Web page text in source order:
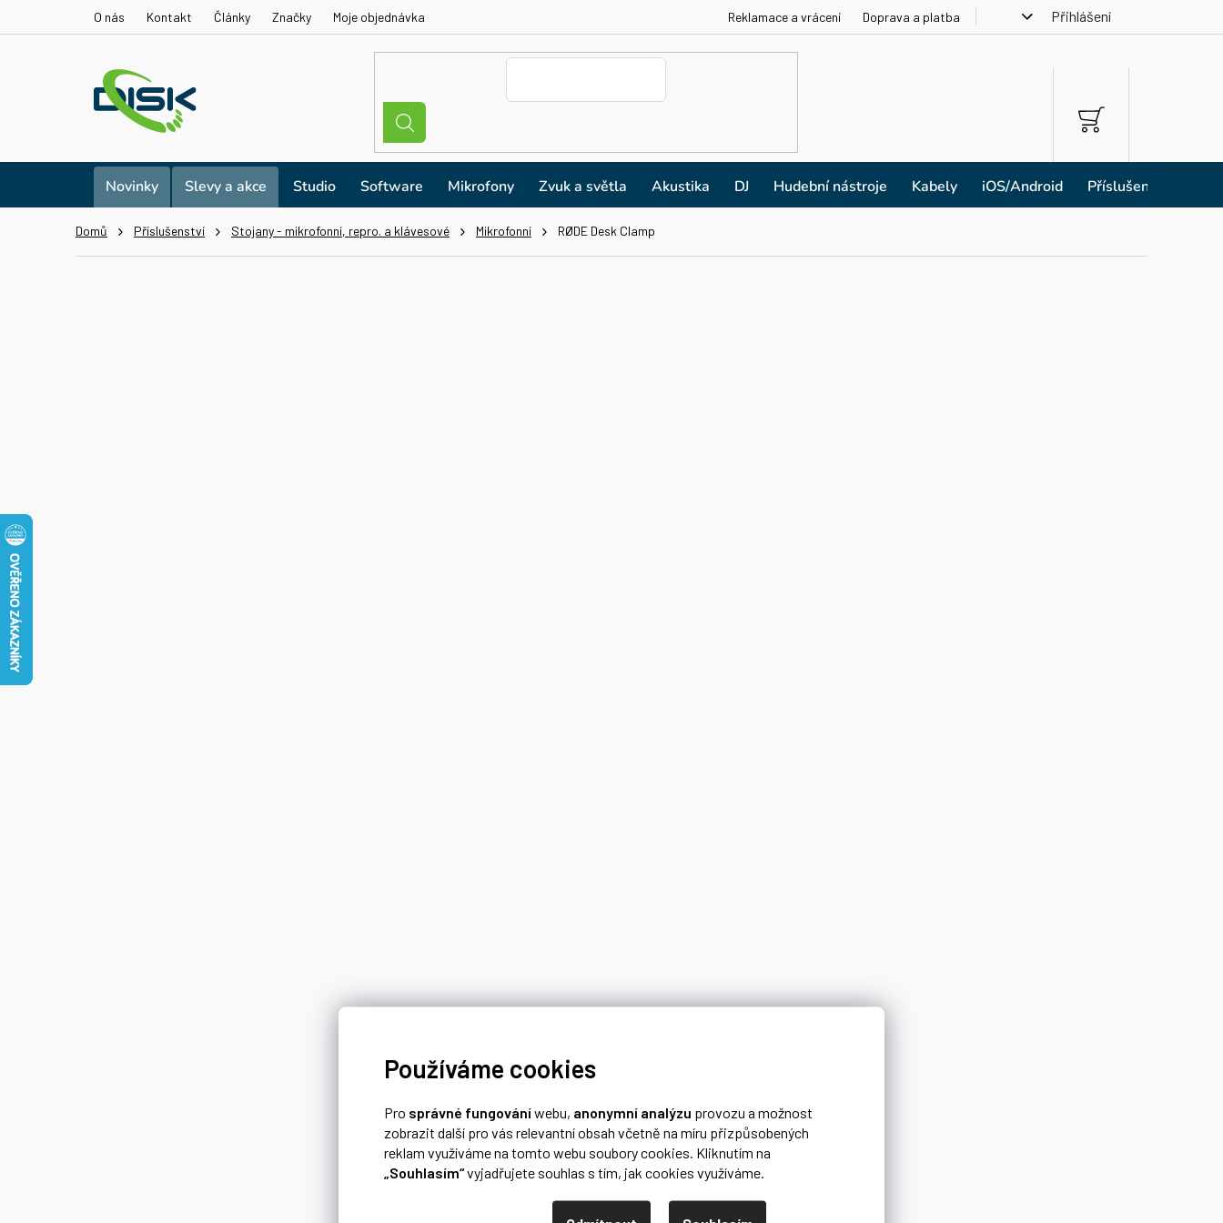
Používáme cookies
Pro správné fungováníwebu, anonymní analýzu provozu a možnost
zobrazit další pro vás relevantní obsah včetně na míru přizpůsobených
reklam využíváme na tomto webu soubory cookies. Kliknutím na
„Souhlasím“vyjadřujete souhlas s tím, jak cookies využíváme.
O nás Kontakt Články Značky Moje objednávka Reklamace a vrácení Doprava a platba Přihlášení
NÁKUPNÍ
KOŠÍK
Novinky Slevy a akce Studio Software Mikrofony Zvuk a světla Akustika DJ Hudební nástroje Kabely iOS/Android Příslušenství
Domů Příslušenství Stojany - mikrofonní, repro. a klávesové Mikrofonní RØDE Desk Clamp